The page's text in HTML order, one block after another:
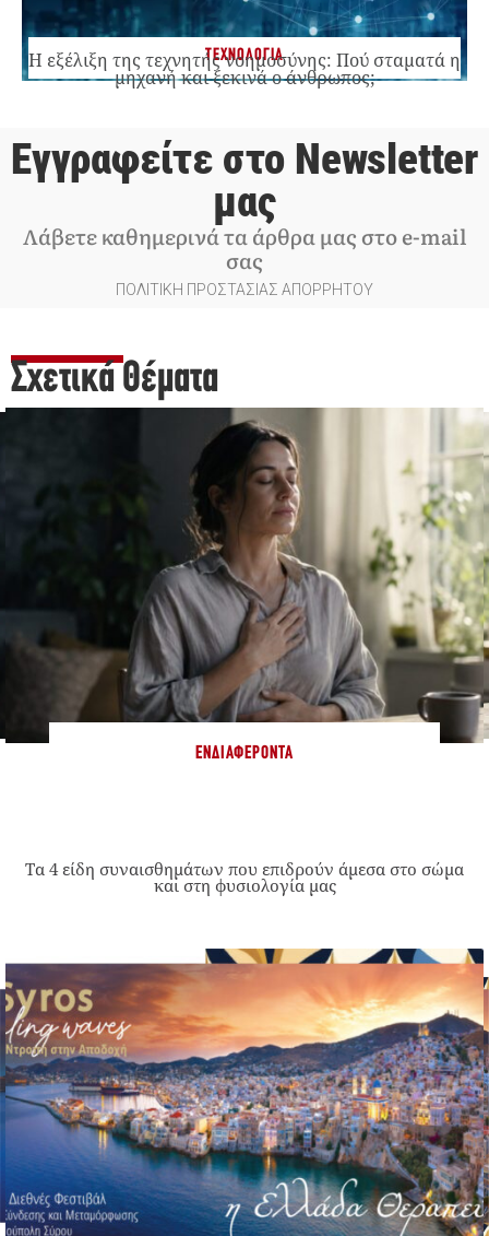
ΤΕΧΝΟΛΟΓΙΑ
Η εξέλιξη της τεχνητής νοημοσύνης: Πού σταματά η
μηχανή και ξεκινά ο άνθρωπος;
Εγγραφείτε στο Newsletter
μας
Λάβετε καθημερινά τα άρθρα μας στο e-mail
σας
ΠΟΛΙΤΙΚΗ ΠΡΟΣΤΑΣΙΑΣ ΑΠΟΡΡΗΤΟΥ
Σχετικά Θέματα
ΕΝΔΙΑΦΈΡΟΝΤΑ
Τα 4 είδη συναισθημάτων που επιδρούν άμεσα στο σώμα
και στη φυσιολογία μας